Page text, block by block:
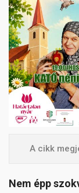
A cikk
Nem épp